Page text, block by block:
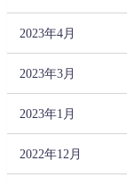
2023年4月
2023年3月
2023年1月
2022年12月